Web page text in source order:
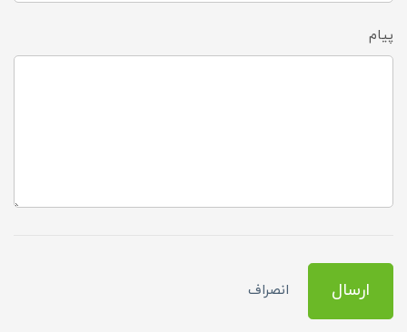
پیام
ارسال انصراف